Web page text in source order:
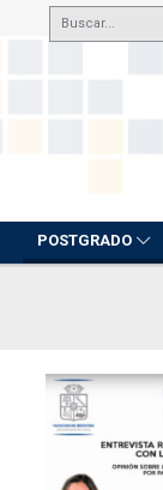
POSTGRADO